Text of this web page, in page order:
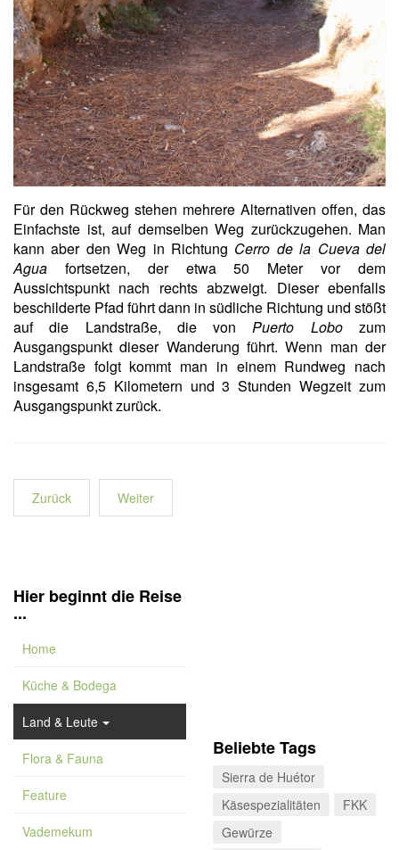
Für den Rückweg stehen mehrere Alternativen offen, das
Einfachste ist, auf demselben Weg zurückzugehen. Man
kann aber den Weg in Richtung Cerro de la Cueva del
Agua fortsetzen, der etwa 50 Meter vor dem
Aussichtspunkt nach rechts abzweigt. Dieser ebenfalls
beschilderte Pfad führt dann in südliche Richtung und stößt
auf die Landstraße, die vonPuerto Lobozum
Ausgangspunkt dieser Wanderung führt. Wenn man der
Landstraße folgt kommt man in einem Rundweg nach
insgesamt 6,5 Kilometern und 3 Stunden Wegzeit zum
Ausgangspunkt zurück.
Zurück Weiter
Hier beginnt die Reise
...
Home
Küche & Bodega
Land & Leute
Flora & Fauna
Feature
Vademekum
Beliebte Tags
Sierra de Huétor
Käsespezialitäten
FKK
Gewürze